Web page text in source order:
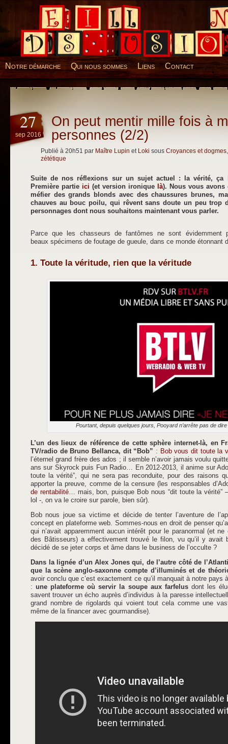
Desillusions
Notre démarche Qui nous sommes Liens Contact
27
sep 2016
On peut mentir mille fois à
personnes (2/2)
Publié à 20h51 par Maître Lupin et Loki sous Croyances et dogmes
zététique
Suite de nos réflexions sur un sujet actuel : la vérité, ça
Première partie ici (et version ironique là). Nous vous avons
méfier des grands blonds avec des chaussures brunes,
chauves au bouc poilu, qui rêvent sans doute un peu trop
personnages dont nous souhaitons maintenant vous parler.
Parce que les chasseurs de fantômes ne sont
beaux spécimens de foutage de gueule, dans ce monde
1. Toute la véritude, rien que la véritude
Pourtant, depuis quelques jours, Pooyard n’arrête pas de
L’un des lieux de référence de cette sphère internet-là, en
TV/radio de Bruno Bellanca, dit “Bob” : Bob vous dit toute la
l’éternel grand frère des ados ; il semble n’avoir jamais voulu
ans sur Skyrock puis Fun Radio… En 2012-2013, il anime sur
toute la vérité”, qui ne sera pas reconduite, pour des raisons
apporter la preuve, comme de la censure (les responsables
de rentabilité… mais, bon, puisque Bob nous “dit toute la vérité”
lol -, on va le croire sur parole, bien sûr).
Bob nous joue sa victime et décide de tenter l’aventure de
concept en plateforme web. Sommes-nous en droit de penser
qui n’avait apparemment aucun intérêt pour le paranormal (et
des Bâtisseurs) a effectivement trouvé le filon, vu qu’il y avait
décidé de se jeter corps et âme dans le business de l’occulte ?
Dans la lignée d’un Alex Jones qui, de l’autre côté de
que la scène anglo-saxonne compte d’illuminés et de
avoir conclu que c’est exactement ce qu’il manquait à notre pays
:une plateforme où servir la soupe aux farfelusdont les
savent trouver un écho auprès d’individus à la paresse
grand nombre de rigolards qui voient tout cela comme une
même de la financer avec gourmandise).